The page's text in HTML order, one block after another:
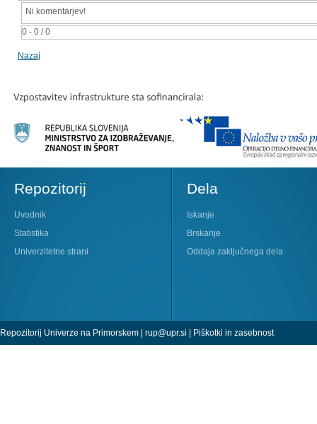
0 - 0 / 0
Ni komentarjev!
Nazaj
Repozitorij
Uvodnik
Statistika
Univerzitetne strani
Dela
Iskanje
Brskanje
Oddaja zaključnega dela
Repozitorij Univerze na Primorskem | rup@upr.si Piškotki in zasebnost